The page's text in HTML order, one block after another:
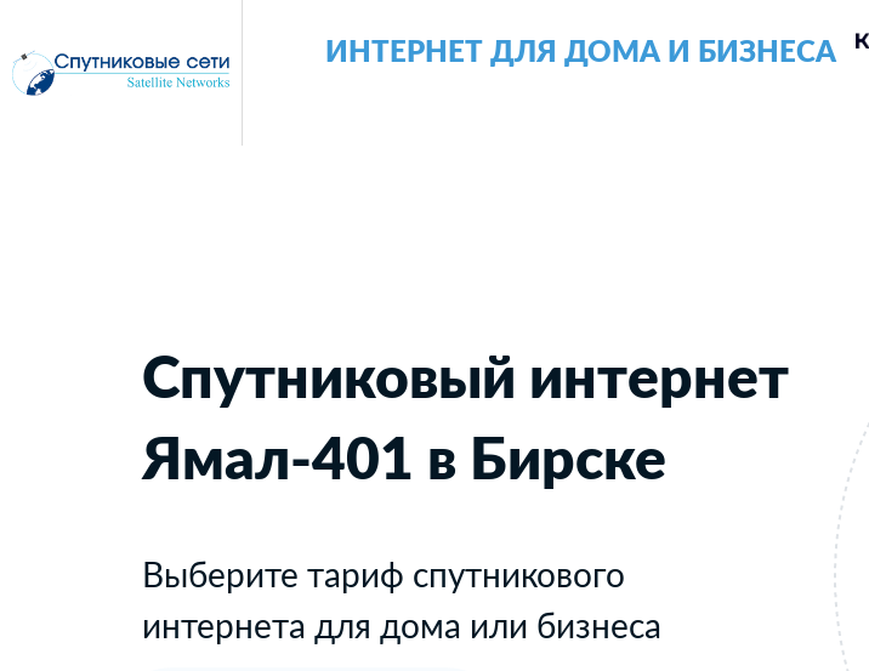
ИНТЕРНЕТ ДЛЯ ДОМА И БИЗНЕСА
Спутниковый интернет
Ямал-401 в Бирске
Выберите тариф спутникового
интернета для дома или бизнеса